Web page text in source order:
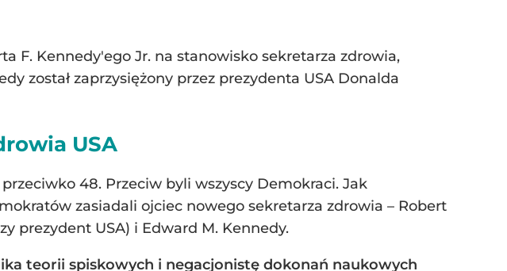
F. Kennedy'ego Jr. na stanowisko sekretarza zdrowia,
został zaprzysiężony przez prezydenta USA Donalda
USA
48. Przeciw byli wszyscy Demokraci. Jak
zasiadali ojciec nowego sekretarza zdrowia – Robert
prezydent USA) i Edward M. Kennedy.
teorii spiskowych i negacjonistę dokonań naukowych